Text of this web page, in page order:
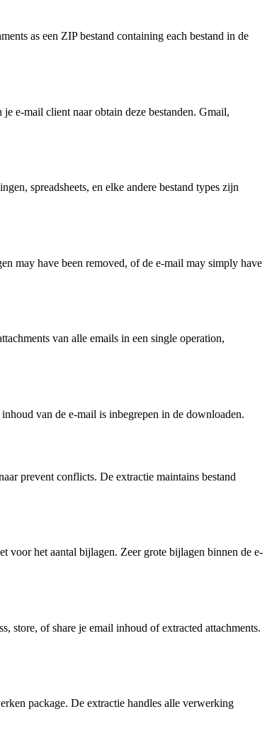
as een ZIP bestand containing each bestand in de
e-mail client naar obtain deze bestanden. Gmail,
spreadsheets, en elke andere bestand types zijn
may have been removed, of de e-mail may simply have
van alle emails in een single operation,
van de e-mail is inbegrepen in de downloaden.
prevent conflicts. De extractie maintains bestand
voor het aantal bijlagen. Zeer grote bijlagen binnen de e-
store, of share je email inhoud of extracted attachments.
package. De extractie handles alle verwerking